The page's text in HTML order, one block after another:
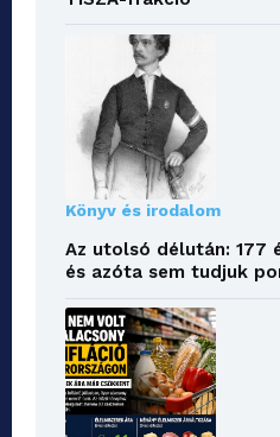
Könyv és irodalom
Az utolsó délután: 177
és azóta sem tudjuk